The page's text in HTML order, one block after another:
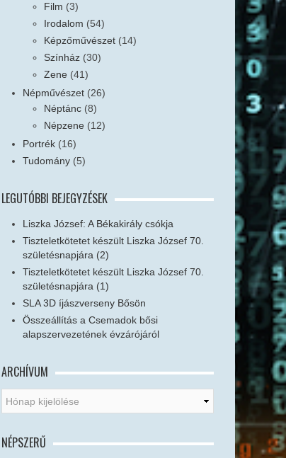
Film (3)
Irodalom (54)
Képzőművészet (14)
Színház (30)
Zene (41)
Népművészet (26)
Néptánc (8)
Népzene (12)
Portrék (16)
Tudomány (5)
LEGUTÓBBI BEJEGYZÉSEK
Liszka József: A Békakirály csókja
Tiszteletkötetet készült Liszka József 70.
születésnapjára (2)
Tiszteletkötetet készült Liszka József 70.
születésnapjára (1)
SLA 3D íjászverseny Bősön
Összeállítás a Csemadok bősi
alapszervezetének évzárójáról
ARCHÍVUM
NÉPSZERŰ